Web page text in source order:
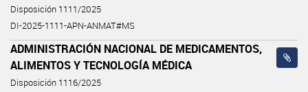
Disposición 1111/2025
DI-2025-1111-APN-ANMAT#MS
ADMINISTRACIÓN NACIONAL DE MEDICAMENTOS,
ALIMENTOS Y TECNOLOGÍA MÉDICA
Disposición 1116/2025